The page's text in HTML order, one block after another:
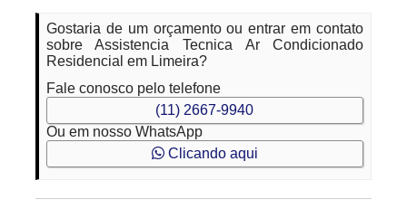
Gostaria de um orçamento ou entrar em contato
sobre Assistencia Tecnica Ar Condicionado
Residencial em Limeira?
Fale conosco pelo telefone
(11) 2667-9940
Ou em nosso WhatsApp
Clicando aqui